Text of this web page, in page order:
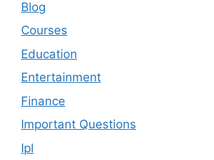
Blog
Courses
Education
Entertainment
Finance
Important Questions
Ipl